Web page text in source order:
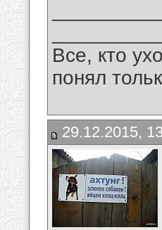
Все, кто
понял
29.12.2015,